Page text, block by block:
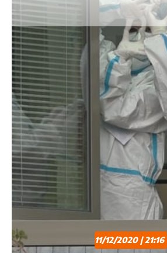
11/12/2020 | 21:16